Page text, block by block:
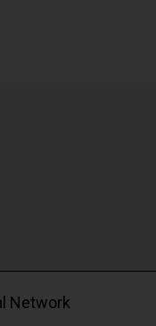
Network